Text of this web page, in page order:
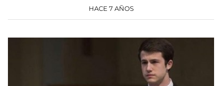
HACE 7 AÑOS